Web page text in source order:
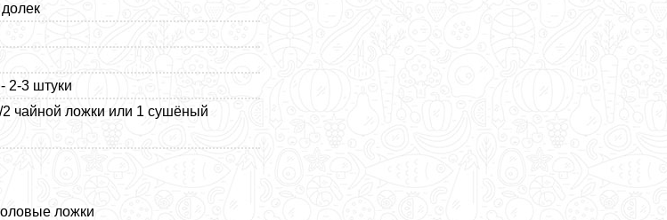
2-3 штуки
чайной ложки или 1 сушёный
ложки